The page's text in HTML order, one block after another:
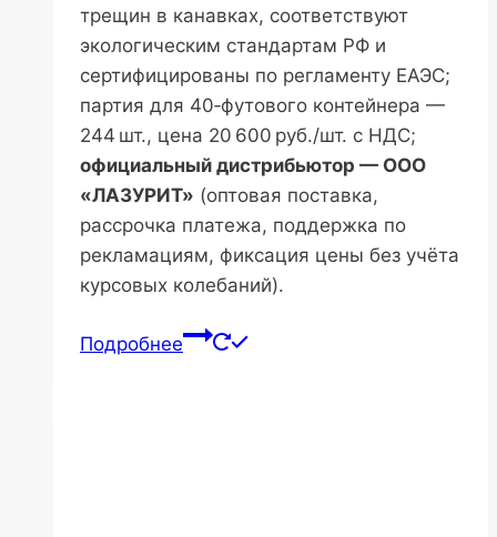
трещин в канавках, соответствуют
экологическим стандартам РФ и
сертифицированы по регламенту ЕАЭС;
партия для 40‑футового контейнера —
244 шт., цена 20 600 руб./шт. с НДС;
официальный дистрибьютор — ООО
«ЛАЗУРИТ» (оптовая поставка,
рассрочка платежа, поддержка по
рекламациям, фиксация цены без учёта
курсовых колебаний).
Подробнее